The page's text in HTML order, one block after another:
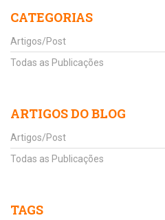
CATEGORIAS
Artigos/Post
Todas as Publicações
ARTIGOS DO BLOG
Artigos/Post
Todas as Publicações
TAGS